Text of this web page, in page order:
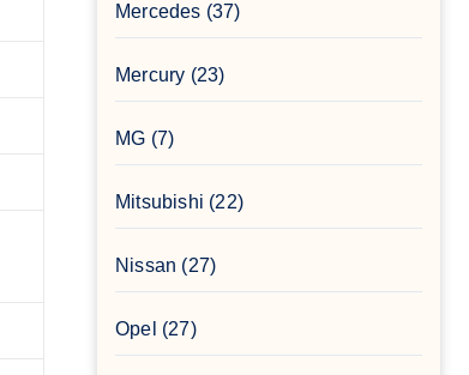
Mercedes (37)
Mercury (23)
MG (7)
Mitsubishi (22)
Nissan (27)
Opel (27)